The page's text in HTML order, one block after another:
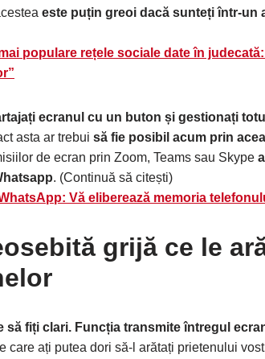
este puțin greoi dacă sunteți într-un
populare rețele sociale date în
ecranul cu un buton și gestionați
asta ar trebui să fie posibil acum prin
de ecran prin Zoom, Teams sau Skype
. (Continuă să citești)
Vă eliberează memoria
grijă ce le
să fiți clari. Funcția transmite întregul
care ați putea dori să-l arătați prietenului